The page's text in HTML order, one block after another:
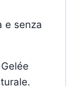
e senza